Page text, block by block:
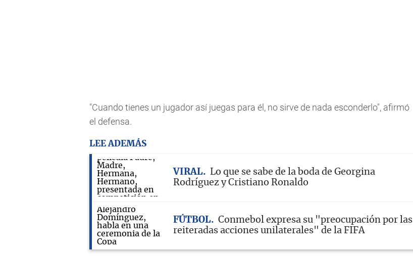
"Cuando tienes un jugador así juegas para él, no sirve de nada esconderlo", afirmó
el defensa.
LEE ADEMÁS
VIRAL
Lo que se sabe de la boda de Georgina
Rodríguez y Cristiano Ronaldo
FÚTBOL
Conmebol expresa su "preocupación por las
reiteradas acciones unilaterales" de la FIFA